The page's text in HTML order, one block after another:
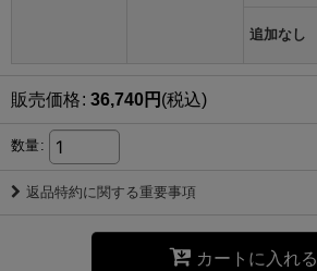
追加なし
販売価格: 36,740円 (税込)
数量:
返品特約に関する重要事項
カートに入れる